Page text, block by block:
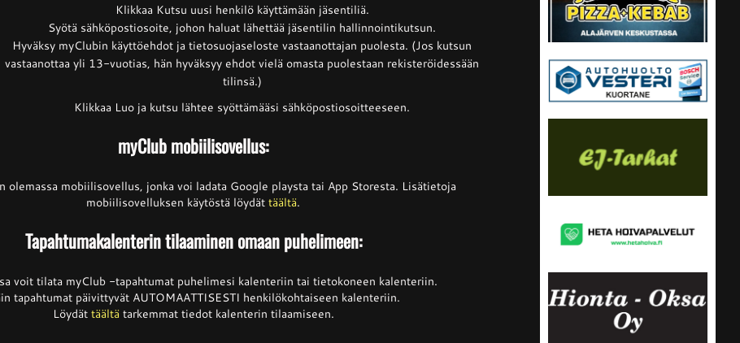
Klikkaa Kutsu uusi henkilö käyttämään jäsentiliä.
Syötä sähköpostiosoite, johon haluat lähettää jäsentilin hallinnointikutsun.
Hyväksy myClubin käyttöehdot ja tietosuojaseloste vastaanottajan puolesta. (Jos kutsun
vastaanottaa yli 13-vuotias, hän hyväksyy ehdot vielä omasta puolestaan rekisteröidessään
tilinsä.)
Klikkaa Luo ja kutsu lähtee syöttämääsi sähköpostiosoitteeseen.
myClub mobiilisovellus:
olemassa mobiilisovellus, jonka voi ladata Google playsta tai App Storesta. Lisätietoja
mobiilisovelluksen käytöstä löydättäältä.
Tapahtumakalenterin tilaaminen omaan puhelimeen:
voit tilata myClub -tapahtumat puhelimesi kalenteriin tai tietokoneen kalenteriin.
tapahtumat päivittyvät AUTOMAATTISESTI henkilökohtaiseen kalenteriin.
Löydät täältä tarkemmat tiedot kalenterin tilaamiseen.